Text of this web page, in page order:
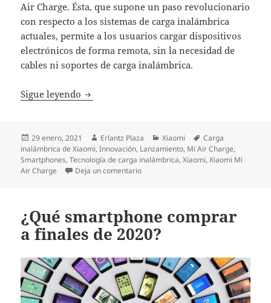
Air Charge. Ésta, que supone un paso revolucionario
con respecto a los sistemas de carga inalámbrica
actuales, permite a los usuarios cargar dispositivos
electrónicos de forma remota, sin la necesidad de
cables ni soportes de carga inalámbrica.
Sigue leyendo Mi Air Charge: Xiaomi revoluciona la
Publicado
el
29 enero, 2021 Autor
Erlantz Plaza Categorías
Xiaomi Etiquetas
Carga
inalámbrica de Xiaomi,Innovación, Lanzamiento, Mi Air Charge,
Smartphones,Tecnología de carga inalámbrica,Xiaomi,Xiaomi Mi
Air Charge
Deja un comentarioen Mi Air Charge: Xiaomi revoluciona
¿Qué smartphone comprar
a finales de 2020?